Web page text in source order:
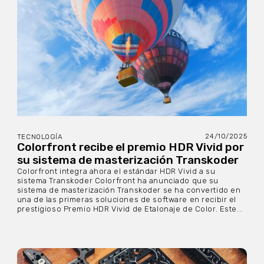
TECNOLOGÍA 24/10/2025
Colorfront recibe el premio HDR Vivid por
su sistema de masterización Transkoder
Colorfront integra ahora el estándar HDR Vivid a su
sistema Transkoder Colorfront ha anunciado que su
sistema de masterización Transkoder se ha convertido en
una de las primeras soluciones de software en recibir el
prestigioso Premio HDR Vivid de Etalonaje de Color. Este...